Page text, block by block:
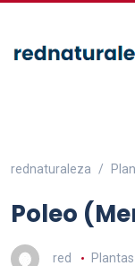
rednaturaleza
Poleo
red